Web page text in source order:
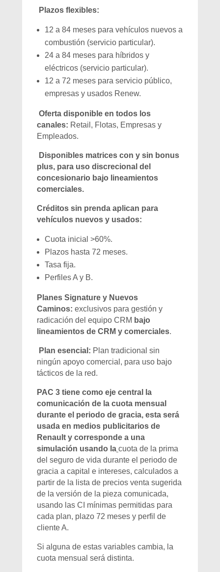
Plazos flexibles:
12 a 84 meses para vehículos nuevos a
combustión (servicio particular).
24 a 84 meses para híbridos y
eléctricos (servicio particular).
12 a 72 meses para servicio público,
empresas y usados Renew.
Oferta disponible en todos los
canales: Retail, Flotas, Empresas y
Empleados.
Disponibles matrices con y sin bonus
plus, para uso discrecional del
concesionario bajo lineamientos
comerciales.
Créditos sin prenda aplican para
vehículos nuevos y usados:
Cuota inicial >60%.
Plazos hasta 72 meses.
Tasa fija.
Perfiles A y B.
Planes Signature y Nuevos
Caminos: exclusivos para gestión y
radicación del equipo CRM bajo
lineamientos de CRM y comerciales.
Plan esencial: Plan tradicional sin
ningún apoyo comercial, para uso bajo
tácticos de la red.
PAC 3 tiene como eje central la
comunicación de la cuota mensual
durante el periodo de gracia, esta será
usada en medios publicitarios de
Renault y corresponde a una
simulación usando la cuota de la prima
del seguro de vida durante el periodo de
gracia a capital e intereses, calculados a
partir de la lista de precios venta sugerida
de la versión de la pieza comunicada,
usando las CI mínimas permitidas para
cada plan, plazo 72 meses y perfil de
cliente A.
Si alguna de estas variables cambia, la
cuota mensual será distinta.